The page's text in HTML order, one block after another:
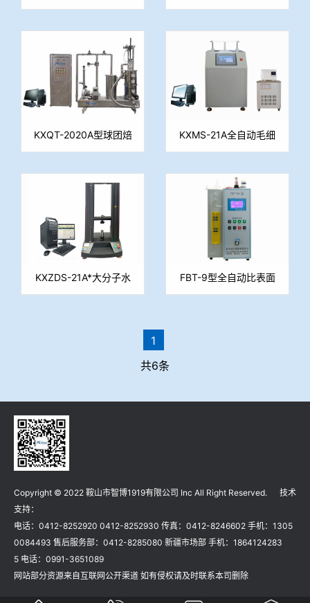
型烧结杯实验系统
温度测定仪
KXQT-2020A型球团焙
烧系统
KXMS-21A全自动毛细
水测定仪（重量法）
KXZDS-21A*大分子水
测定仪（压滤法）
FBT-9型全自动比表面
积测定仪
1
共6条
Copyright © 2022 鞍山市智博1919有限公司 Inc All Right Reserved. 技术
支持：
电话：0412-8252920 0412-8252930 传真：0412-8246602 手机：1305
0084493 售后服务部：0412-8285080 新疆市场部 手机：1864124283
5 电话：0991-3651089
网站部分资源来自互联网公开渠道 如有侵权请及时联系本司删除